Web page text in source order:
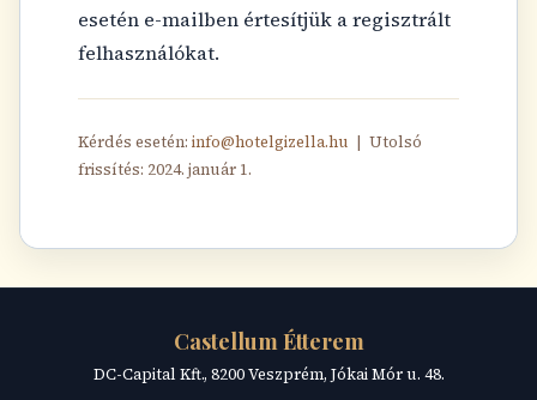
esetén e-mailben értesítjük a regisztrált
felhasználókat.
Kérdés esetén: info@hotelgizella.hu | Utolsó
frissítés: 2024. január 1.
Castellum Étterem
DC-Capital Kft., 8200 Veszprém, Jókai Mór u. 48.